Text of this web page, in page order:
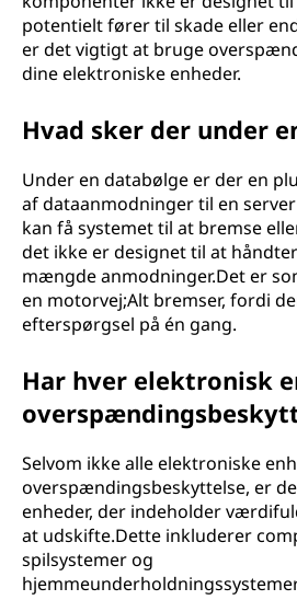
potentielt fører til skade eller
er det vigtigt at bruge
dine elektroniske enheder.
Hvad sker der under
Under en databølge er der en
af dataanmodninger til en
kan få systemet til at bremse
det ikke er designet til at
mængde anmodninger.Det er
en motorvej;Alt bremser, fordi
efterspørgsel på én gang.
Har hver elektronisk
Selvom ikke alle elektroniske
overspændingsbeskyttelse, er
enheder, der indeholder
at udskifte.Dette inkluderer
spilsystemer og